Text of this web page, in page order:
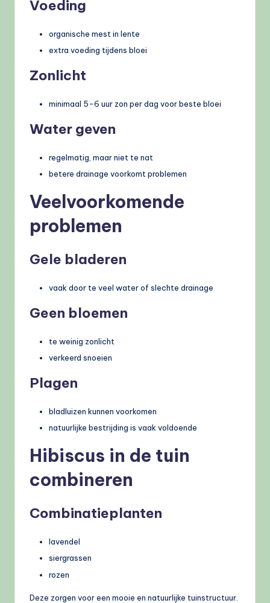
Voeding
organische mest in lente
extra voeding tijdens bloei
Zonlicht
minimaal 5-6 uur zon per dag voor beste bloei
Water geven
regelmatig, maar niet te nat
betere drainage voorkomt problemen
Veelvoorkomende
problemen
Gele bladeren
vaak door te veel water of slechte drainage
Geen bloemen
te weinig zonlicht
verkeerd snoeien
Plagen
bladluizen kunnen voorkomen
natuurlijke bestrijding is vaak voldoende
Hibiscus in de tuin
combineren
Combinatieplanten
lavendel
siergrassen
rozen
Deze zorgen voor een mooie en natuurlijke tuinstructuur.